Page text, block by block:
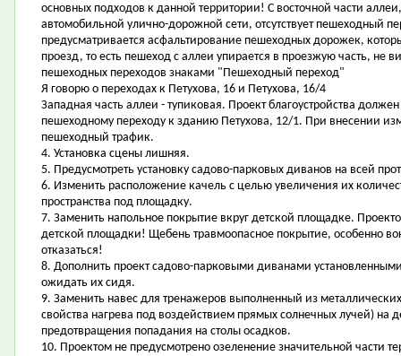
основных подходов к данной территории! С восточной части
автомобильной улично-дорожной сети, отсутствует пешеходный
предусматривается асфальтирование пешеходных дорожек,
проезд, то есть пешеход с аллеи упирается в проезжую часть, не
пешеходных переходов знаками "Пешеходный переход"
Я говорю о переходах к Петухова, 16 и Петухова, 16/4
Западная часть аллеи - тупиковая. Проект благоустройства
пешеходному переходу к зданию Петухова, 12/1. При внесении
пешеходный трафик.
4. Установка сцены лишняя.
5. Предусмотреть установку садово-парковых диванов на всей
6. Изменить расположение качель с целью увеличения их
пространства под площадку.
7. Заменить напольное покрытие вкруг детской площадке.
детской площадки! Щебень травмоопасное покрытие, особенно
отказаться!
8. Дополнить проект садово-парковыми диванами
ожидать их сидя.
9. Заменить навес для тренажеров выполненный из
свойства нагрева под воздействием прямых солнечных лучей) на
предотвращения попадания на столы осадков.
10. Проектом не предусмотрено озеленение значительной части